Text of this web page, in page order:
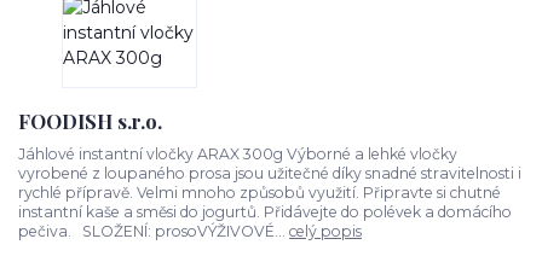
FOODISH s.r.o.
Jáhlové instantní vločky ARAX 300g Výborné a lehké vločky
vyrobené z loupaného prosa jsou užitečné díky snadné stravitelnosti i
rychlé přípravě. Velmi mnoho způsobů využití. Připravte si chutné
instantní kaše a směsi do jogurtů. Přidávejte do polévek a domácího
pečiva. SLOŽENÍ: prosoVÝŽIVOVÉ... celý popis